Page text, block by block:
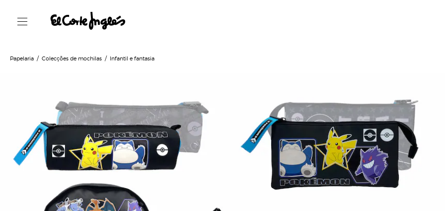
Papelaria Colecções de mochilas Infantil e fantasia